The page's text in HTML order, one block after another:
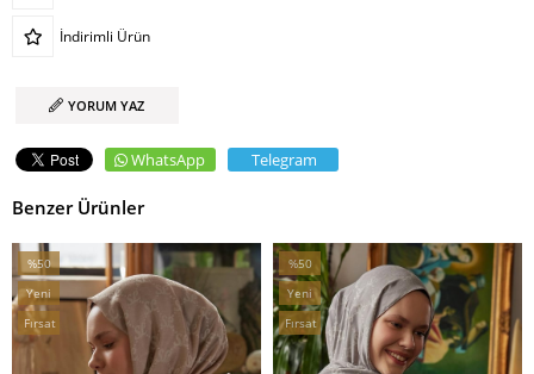
İndirimli Ürün
YORUM YAZ
WhatsApp Telegram
Benzer Ürünler
%50
Kampanya
%50Kampanya
Yeni
Ürün
Fırsat
Ürünü
%50
Kampanya
%50Kampanya
Yeni
Ürün
Fırsat
Ürünü